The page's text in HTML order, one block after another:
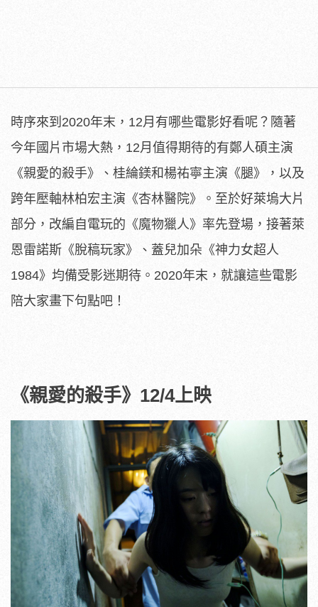
時序來到2020年末，12月有哪些電影好看呢？隨著
今年國片市場大熱，12月值得期待的有鄭人碩主演
《親愛的殺手》、桂綸鎂和楊祐寧主演《腿》，以及
跨年壓軸林柏宏主演《杏林醫院》。至於好萊塢大片
部分，改編自電玩的《魔物獵人》率先登場，接著萊
恩雷諾斯《脫稿玩家》、蓋兒加朵《神力女超人
1984》均備受影迷期待。2020年末，就讓這些電影
陪大家畫下句點吧！
《親愛的殺手》12/4上映